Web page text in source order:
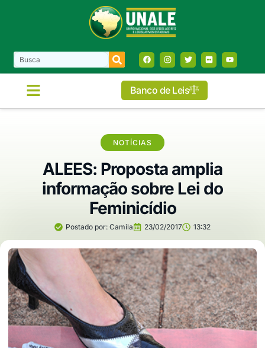
Banco de Leis
NOTÍCIAS
ALEES: Proposta amplia
informação sobre Lei do
Feminicídio
Postado por: Camila 23/02/2017 13:32